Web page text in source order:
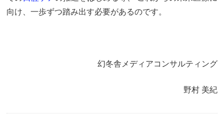
向け、一歩ずつ踏み出す必要があるのです。
幻冬舎メディアコンサルティング
野村 美紀